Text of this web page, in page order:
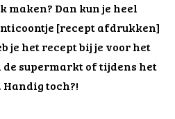
maken? Dan kun je heel
[recept afdrukken]
je het recept bij je voor het
supermarkt of tijdens het
toch?!